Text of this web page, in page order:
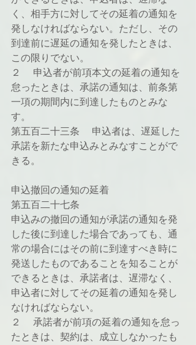
く、相手方に対してその延着の通知を
発しなければならない。ただし、その
到達前に遅延の通知を発したときは、
この限りでない。
２ 　申込者が前項本文の延着の通知を
怠ったときは、承諾の通知は、前条第
一項の期間内に到達したものとみな
す。
第五百二十三条 　申込者は、遅延した
承諾を新たな申込みとみなすことがで
きる。
申込撤回の通知の延着
第五百二十七条
申込みの撤回の通知が承諾の通知を発
した後に到達した場合であっても、通
常の場合にはその前に到達すべき時に
発送したものであることを知ることが
できるときは、承諾者は、遅滞なく、
申込者に対してその延着の通知を発し
なければならない。
２ 　承諾者が前項の延着の通知を怠っ
たときは、契約は、成立しなかったも